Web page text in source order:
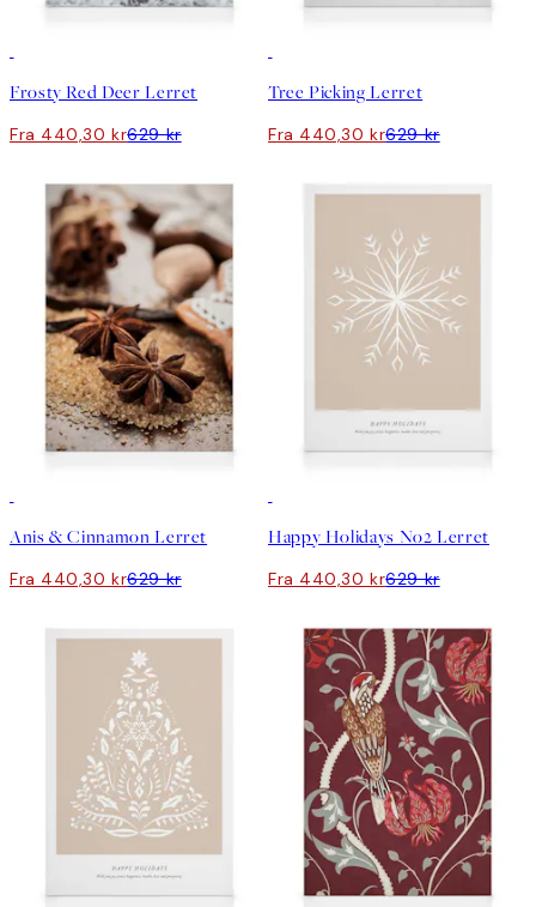
Frosty Red Deer Lerret
Fra 440,30 kr629 kr
Tree Picking Lerret
Fra 440,30 kr629 kr
Anis & Cinnamon Lerret
Fra 440,30 kr629 kr
Happy Holidays No2 Lerret
Fra 440,30 kr629 kr